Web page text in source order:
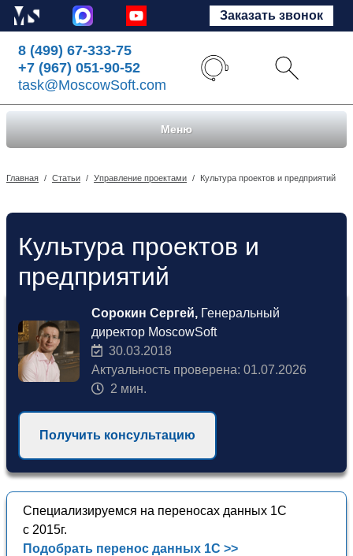
Заказать звонок
8 (499) 67-333-75
+7 (967) 051-90-52
task@MoscowSoft.com
Меню
Главная / Статьи / Управление проектами / Культура проектов и предприятий
Культура проектов и
предприятий
Сорокин Сергей, Генеральный
директор MoscowSoft
30.03.2018
Актуальность проверена: 01.07.2026
2 мин.
Получить консультацию
Специализируемся на переносах данных 1С
с 2015г.
Подобрать перенос данных 1С >>